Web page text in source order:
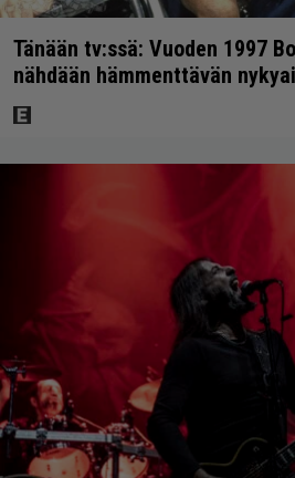
Tänään tv:ssä: Vuoden 1997
nähdään hämmenttävän